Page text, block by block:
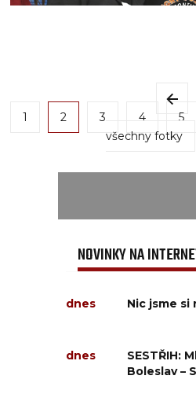
1 2 3 4 5
všechny fotky
NOVINKY NA
dnes Nic jsme si
dnes
SESTŘIH:
Boleslav –